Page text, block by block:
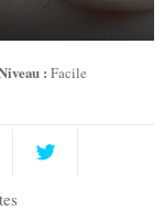
: Facile